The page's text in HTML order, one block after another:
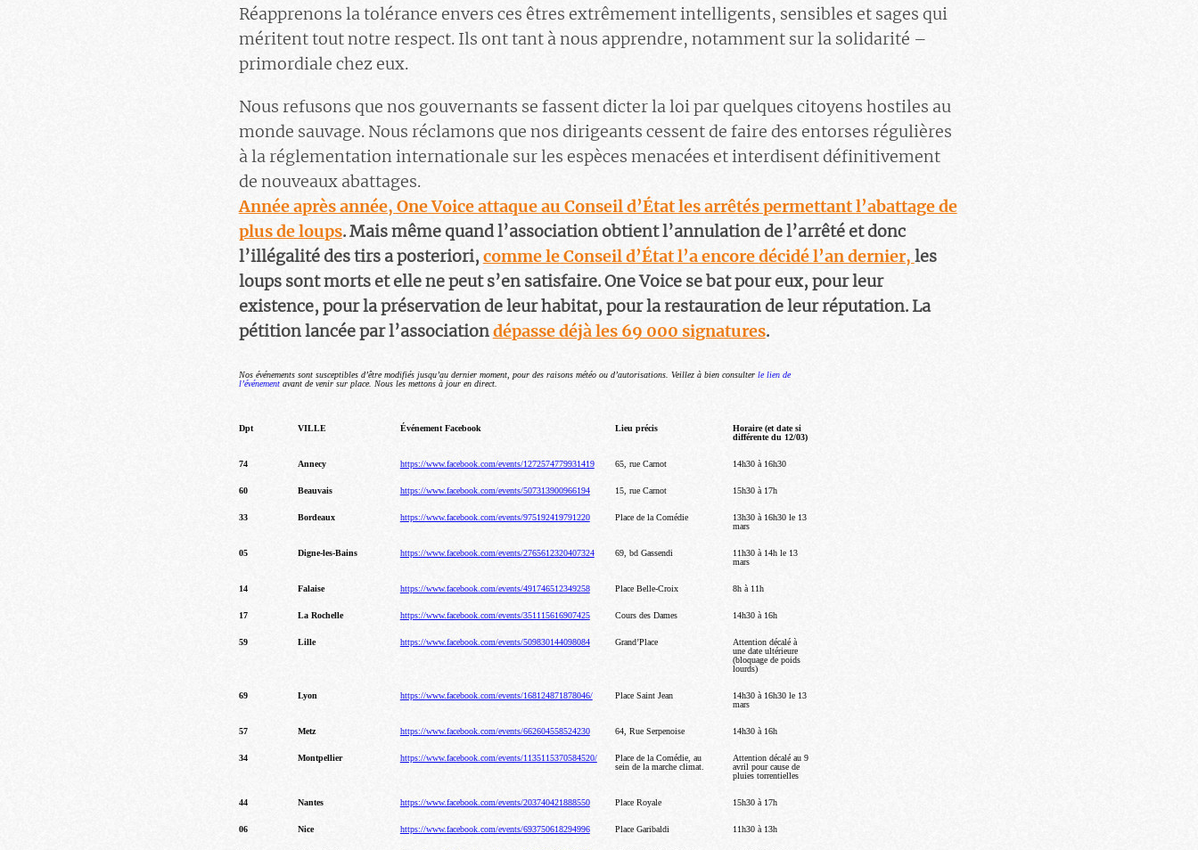
Réapprenons la tolérance envers ces êtres extrêmement intelligents, sensibles et sages qui
méritent tout notre respect. Ils ont tant à nous apprendre, notamment sur la solidarité –
primordiale chez eux.
Nous refusons que nos gouvernants se fassent dicter la loi par quelques citoyens hostiles au
monde sauvage. Nous réclamons que nos dirigeants cessent de faire des entorses régulières
à la réglementation internationale sur les espèces menacées et interdisent définitivement
de nouveaux abattages.
Année après année, One Voice attaque au Conseil d’État les arrêtés permettant l’abattage de
plus de loups. Mais même quand l’association obtient l’annulation de l’arrêté et donc
l’illégalité des tirs a posteriori, comme le Conseil d’État l’a encore décidé l’an dernier, les
loups sont morts et elle ne peut s’en satisfaire. One Voice se bat pour eux, pour leur
existence, pour la préservation de leur habitat, pour la restauration de leur réputation. La
pétition lancée par l’associationdépasse déjà les 69 000 signatures.
Nos événements sont susceptibles d’être modifiés jusqu’au dernier moment, pour des raisons météo ou d’autorisations. Veillez à bien consulter le lien de
l’événementavant de venir sur place. Nous les mettons à jour en direct.
Dpt VILLE Événement Facebook Lieu précis
Horaire (et date si
différente du 12/03)
74 Annecy https://www.facebook.com/events/1272574779931419 65, rue Carnot 14h30 à 16h30
60 Beauvais https://www.facebook.com/events/507313900966194 15, rue Carnot 15h30 à 17h
33 Bordeaux https://www.facebook.com/events/975192419791220 Place de la Comédie
13h30 à 16h30 le 13
mars
05 Digne-les-Bains https://www.facebook.com/events/2765612320407324 69, bd Gassendi
11h30 à 14h le 13
mars
14 Falaise https://www.facebook.com/events/491746512349258 Place Belle-Croix 8h à 11h
17 La Rochelle https://www.facebook.com/events/351115616907425 Cours des Dames 14h30 à 16h
59 Lille https://www.facebook.com/events/509830144098084 Grand’Place
Attention décalé à
une date ultérieure
(bloquage de poids
lourds)
69 Lyon https://www.facebook.com/events/168124871878046/ Place Saint Jean
14h30 à 16h30 le 13
mars
57 Metz https://www.facebook.com/events/662604558524230 64, Rue Serpenoise 14h30 à 16h
34 Montpellier https://www.facebook.com/events/1135115370584520/
Place de la Comédie, au
sein de la marche climat.
Attention décalé au 9
avril pour cause de
pluies torrentielles
44 Nantes https://www.facebook.com/events/203740421888550 Place Royale 15h30 à 17h
06 Nice https://www.facebook.com/events/693750618294996 Place Garibaldi 11h30 à 13h